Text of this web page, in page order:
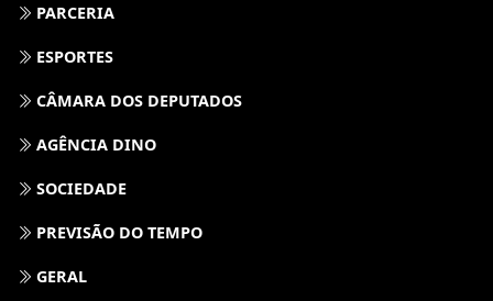
PARCERIA
ESPORTES
CÂMARA DOS DEPUTADOS
AGÊNCIA DINO
SOCIEDADE
PREVISÃO DO TEMPO
GERAL